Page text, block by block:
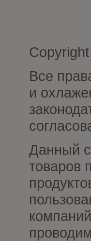
Все
и
Данный
товаров